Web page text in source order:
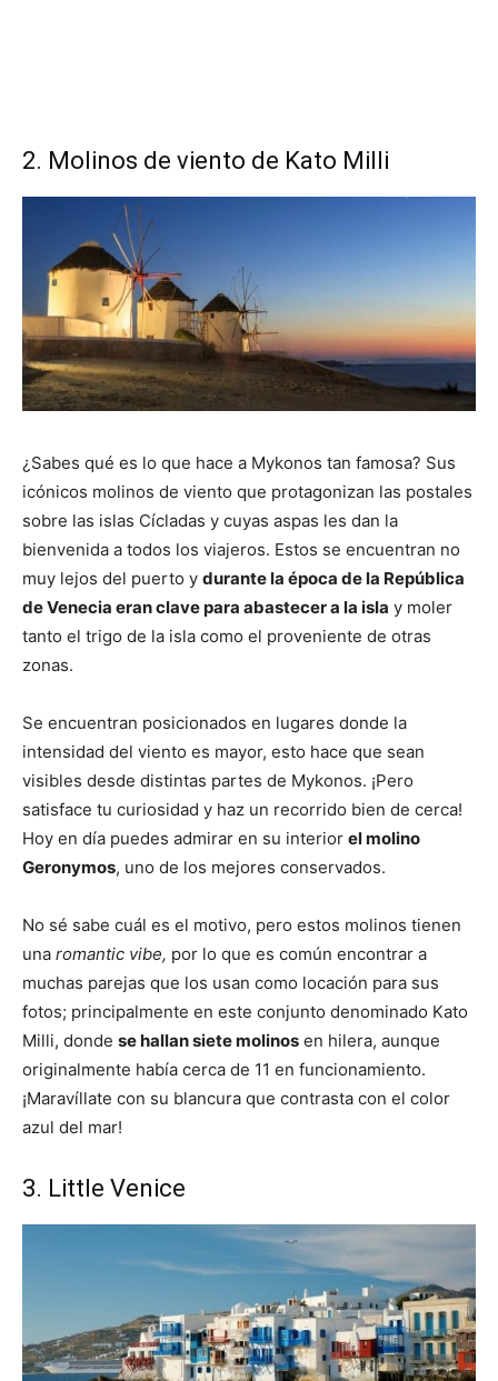
2. Molinos de viento de Kato Milli
¿Sabes qué es lo que hace a Mykonos tan famosa? Sus
icónicos molinos de viento que protagonizan las postales
sobre las islas Cícladas y cuyas aspas les dan la
bienvenida a todos los viajeros. Estos se encuentran no
muy lejos del puerto y durante la época de la República
de Venecia eran clave para abastecer a la isla y moler
tanto el trigo de la isla como el proveniente de otras
zonas.
Se encuentran posicionados en lugares donde la
intensidad del viento es mayor, esto hace que sean
visibles desde distintas partes de Mykonos. ¡Pero
satisface tu curiosidad y haz un recorrido bien de cerca!
Hoy en día puedes admirar en su interior el molino
Geronymos, uno de los mejores conservados.
No sé sabe cuál es el motivo, pero estos molinos tienen
una romantic vibe, por lo que es común encontrar a
muchas parejas que los usan como locación para sus
fotos; principalmente en este conjunto denominado Kato
Milli, donde se hallan siete molinos en hilera, aunque
originalmente había cerca de 11 en funcionamiento.
¡Maravíllate con su blancura que contrasta con el color
azul del mar!
3. Little Venice